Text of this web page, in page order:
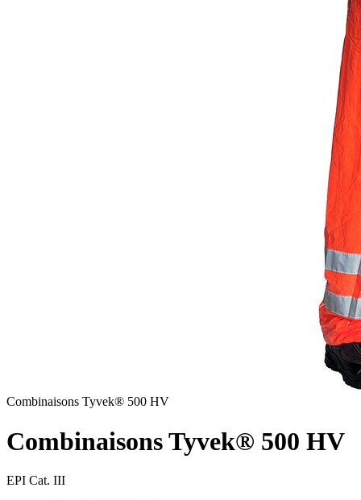
Combinaisons Tyvek® 500 HV
Combinaisons Tyvek® 500 HV
EPI Cat. III